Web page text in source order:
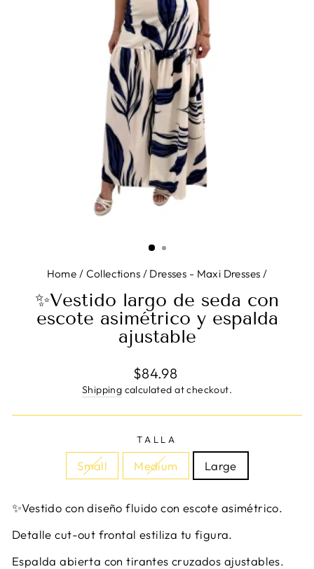
Home / Collections / Dresses - Maxi Dresses /
✨Vestido largo de seda con
escote asimétrico y espalda
ajustable
Regular
price
$84.98
Shipping calculated at checkout.
TALLA
Small Medium Large
✨Vestido con diseño fluido con escote asimétrico.
Detalle cut-out frontal estiliza tu figura.
Espalda abierta con tirantes cruzados ajustables.